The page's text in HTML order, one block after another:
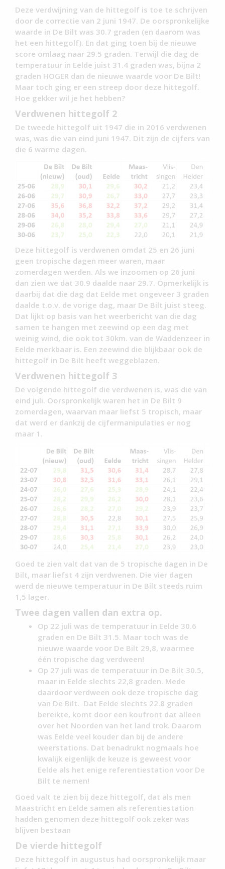
Deze verdwijning van de hittegolf is toe te schrijven
door de correctie van 2 juni 1947. De oorspronkelijke
waarde in De Bilt was 30.7 graden (en daarom was
het een hittegolf). En dat ging toen bij de nieuwe
score omlaag naar 29.5 graden. Terwijl die dag de
temperatuur in Eelde juist 31.4 graden was, bijna 2
graden HOGER dan de nieuwe waarde voor De Bilt!
Maar toch ging er een streep door deze hittegolf.
Hoe gekker wil je het hebben?
Verdwenen hittegolf 2
De tweede hittegolf uit 1947 die in 2016 verdwenen
was, was die van eind juni 1947. Dit zijn de cijfers van
die 6 warme dagen.
Deze hittegolf is verdwenen omdat 25 en 26 juni
geen tropische dagen meer waren, maar
zomerdagen werden. Als we inzoomen op 26 juni
dan zien we dat 30.9 daalde naar 29.7. Opmerkelijk is
daarbij dat die dag dat Eelde met ongeveer 3 graden
daalde t.o.v. de vorige dag, maar De Bilt juist steeg.
Dat lijkt op basis van het weerbericht van die dag
samen te hangen met zeewind op een dag met
weinig wind, die ook tot 30km. van de Waddenzeer in
Eelde merkbaar is. Een zeewind die blijkbaar ook de
hittegolf in De Bilt heeft weggeblazen.
Verdwenen hittegolf 3
De volgende hittegolf die verdwenen is, was die van
eind juli. Oorspronkelijk waren het in De Bilt 9
zomerdagen, waarvan maar liefst 5 tropisch, maar
dat werd er dankzij de cijfermanipulaties er nog
maar 1.
Goed te zien valt dat van de 5 tropische dagen in De
Bilt, maar liefst 4 zijn verdwenen. Die vier dagen
werd de nieuwe temperatuur in De Bilt steeds ruim
1,5 lager.
Twee dagen vallen dan extra op.
Op 22 juli was de temperatuur in Eelde 30.6
graden en De Bilt 31.5. Maar toch was de
nieuwe waarde voor De Bilt 29,8, waarmee
één tropische dag verdween!
Op 27 juli was de temperatuur in De Bilt 30.5,
maar in Eelde slechts 22,8 graden. Mede
daardoor verdween ook deze tropische dag
van De Bilt. Dat Eelde slechts 22.8 graden
bereikte, komt door een koufront dat alleen
over het Noorden van het land trok. Daarom
was Eelde veel kouder dan bij de andere
weerstations. Dat benadrukt nogmaals hoe
kwalijk eigenlijk de keuze is geweest voor
Eelde als het enige referentiestation voor De
Bilt te nemen!
Goed valt te zien bij deze hittegolf, dat als men
Maastricht en Eelde samen als referentiestation
hadden genomen deze hittegolf ook zeker was
blijven bestaan
De vierde hittegolf
Deze hittegolf in augustus had oorspronkelijk maar